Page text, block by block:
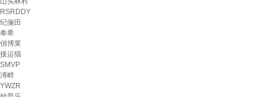
RSRDDY
纪俪田
奉希
俏博莱
接运猫
SMVP
溥畔
YWZR